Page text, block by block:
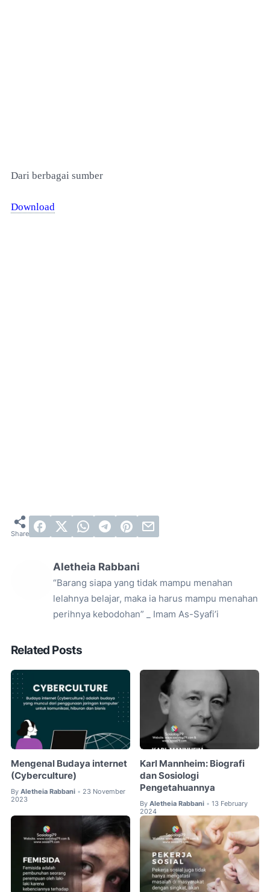
Dari berbagai sumber
Download
Aletheia Rabbani
“Barang siapa yang tidak mampu menahan
lelahnya belajar, maka ia harus mampu menahan
perihnya kebodohan” _ Imam As-Syafi’i
Related Posts
Mengenal Budaya internet
(Cyberculture)
By Aletheia Rabbani • 23 November
2023
Karl Mannheim: Biografi
dan Sosiologi
Pengetahuannya
By Aletheia Rabbani • 13 February
2024